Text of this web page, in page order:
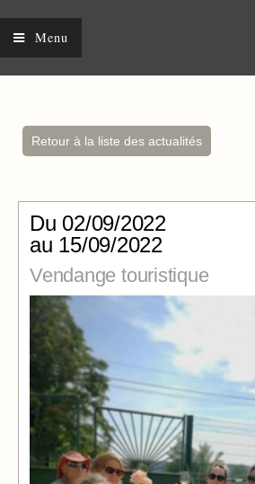
Menu
Retour à la liste des actualités
Du 02/09/2022
au 15/09/2022
Vendange touristique